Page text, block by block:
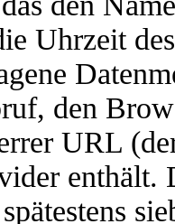
Uhrzeit
den
URL